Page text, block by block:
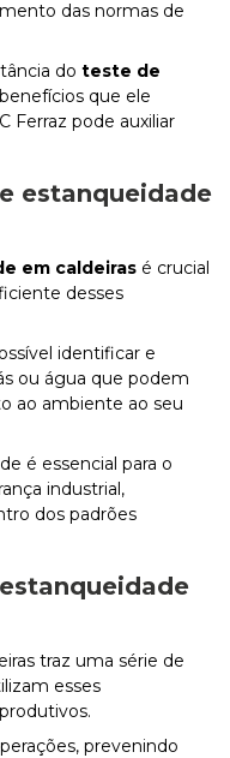
das normas de
doteste de
que ele
Ferraz pode auxiliar
estanqueidade
em caldeiras é crucial
desses
identificar e
ou água que podem
ao ambiente ao seu
é essencial para o
industrial,
dos padrões
traz uma série de
esses
prevenindo